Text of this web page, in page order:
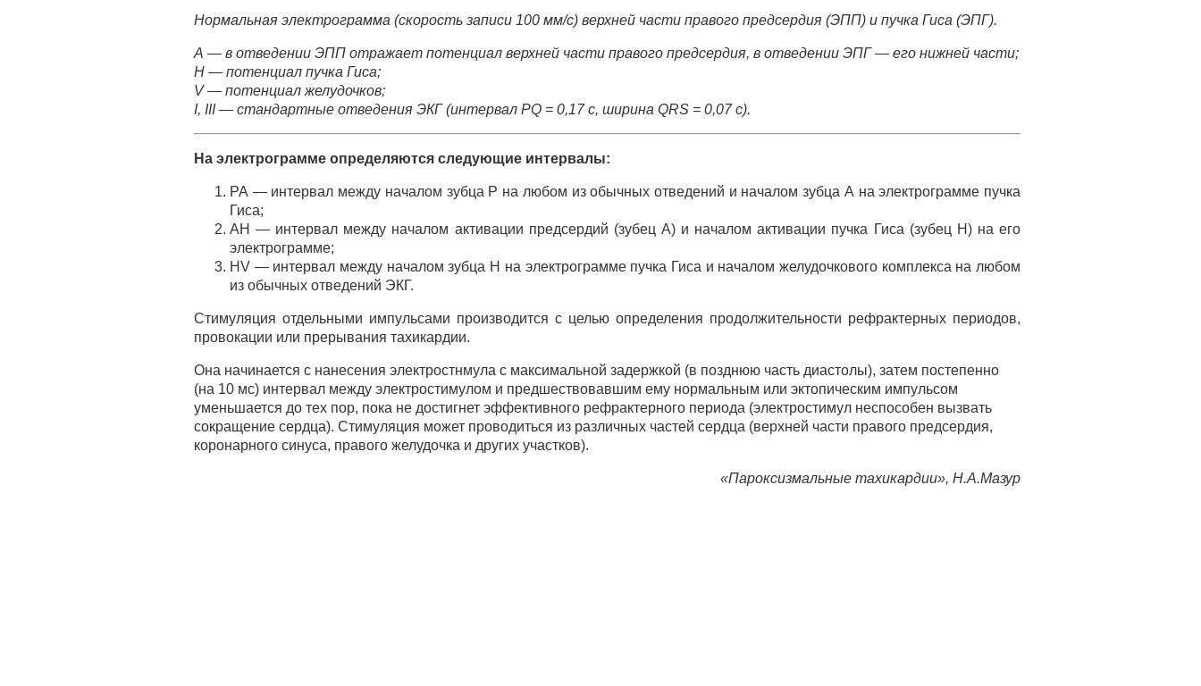
Нормальная электрограмма (скорость записи 100 мм/с) верхней части правого предсердия (ЭПП) и пучка Гиса (ЭПГ).
А — в отведении ЭПП отражает потенциал верхней части правого предсердия, в отведении ЭПГ — его нижней части;
Н — потенциал пучка Гиса;
V — потенциал желудочков;
I, III — стандартные отведения ЭКГ (интервал PQ = 0,17 с, ширина QRS = 0,07 с).
На электрограмме определяются следующие интервалы:
РА — интервал между началом зубца Р на любом из обычных отведений и началом зубца А на электрограмме пучка
Гиса;
АН — интервал между началом активации предсердий (зубец А) и началом активации пучка Гиса (зубец Н) на его
электрограмме;
HV — интервал между началом зубца Н на электрограмме пучка Гиса и началом желудочкового комплекса на любом
из обычных отведений ЭКГ.
Стимуляция отдельными импульсами производится с целью определения продолжительности рефрактерных периодов,
провокации или прерывания тахикардии.
Она начинается с нанесения электростнмула с максимальной задержкой (в позднюю часть диастолы), затем постепенно
(на 10 мс) интервал между электростимулом и предшествовавшим ему нормальным или эктопическим импульсом
уменьшается до тех пор, пока не достигнет эффективного рефрактерного периода (электростимул неспособен вызвать
сокращение сердца). Стимуляция может проводиться из различных частей сердца (верхней части правого предсердия,
коронарного синуса, правого желудочка и других участков).
«Пароксизмальные тахикардии», Н.А.Мазур